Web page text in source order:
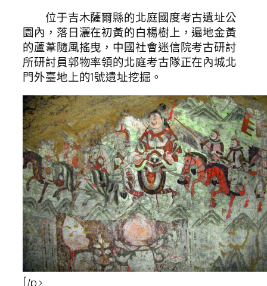
位于吉木薩爾縣的北庭國度考古遺址公
園內，落日灑在初黃的白楊樹上，遍地金黃
的蘆葦隨風搖曳，中國社會迷信院考古研討
所研討員郭物率領的北庭考古隊正在內城北
門外臺地上的1號遺址挖掘。
[/p>